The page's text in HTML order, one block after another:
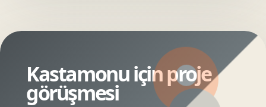
Kastamonu için proje
görüşmesi